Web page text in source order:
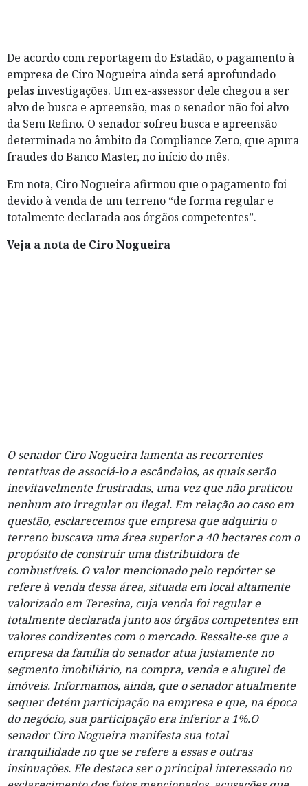
De acordo com reportagem do Estadão, o pagamento à
empresa de Ciro Nogueira ainda será aprofundado
pelas investigações. Um ex-assessor dele chegou a ser
alvo de busca e apreensão, mas o senador não foi alvo
da Sem Refino. O senador sofreu busca e apreensão
determinada no âmbito da Compliance Zero, que apura
fraudes do Banco Master, no início do mês.
Em nota, Ciro Nogueira afirmou que o pagamento foi
devido à venda de um terreno “de forma regular e
totalmente declarada aos órgãos competentes”.
Veja a nota de Ciro Nogueira
O senador Ciro Nogueira lamenta as recorrentes
tentativas de associá-lo a escândalos, as quais serão
inevitavelmente frustradas, uma vez que não praticou
nenhum ato irregular ou ilegal. Em relação ao caso em
questão, esclarecemos que empresa que adquiriu o
terreno buscava uma área superior a 40 hectares com o
propósito de construir uma distribuidora de
combustíveis. O valor mencionado pelo repórter se
refere à venda dessa área, situada em local altamente
valorizado em Teresina, cuja venda foi regular e
totalmente declarada junto aos órgãos competentes em
valores condizentes com o mercado. Ressalte-se que a
empresa da família do senador atua justamente no
segmento imobiliário, na compra, venda e aluguel de
imóveis. Informamos, ainda, que o senador atualmente
sequer detém participação na empresa e que, na época
do negócio, sua participação era inferior a 1%.O
senador Ciro Nogueira manifesta sua total
tranquilidade no que se refere a essas e outras
insinuações. Ele destaca ser o principal interessado no